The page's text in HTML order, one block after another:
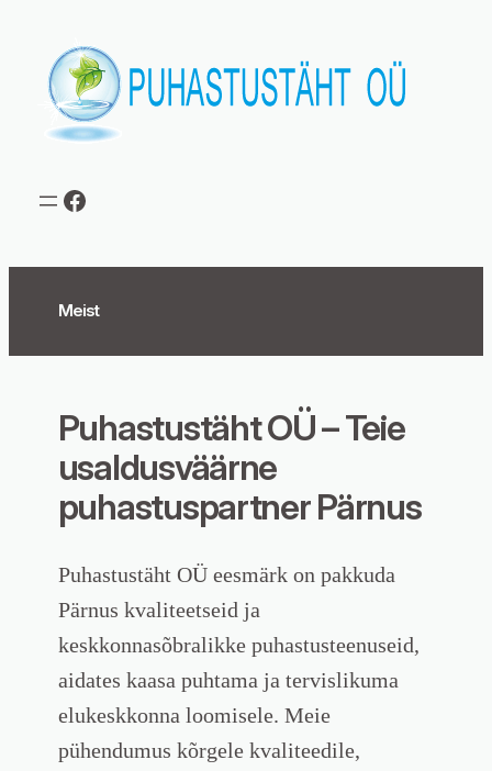
juurde
Facebook
Meist
Puhastustäht OÜ – Teie
usaldusväärne
puhastuspartner Pärnus
Puhastustäht OÜ eesmärk on pakkuda
Pärnus kvaliteetseid ja
keskkonnasõbralikke puhastusteenuseid,
aidates kaasa puhtama ja tervislikuma
elukeskkonna loomisele. Meie
pühendumus kõrgele kvaliteedile,